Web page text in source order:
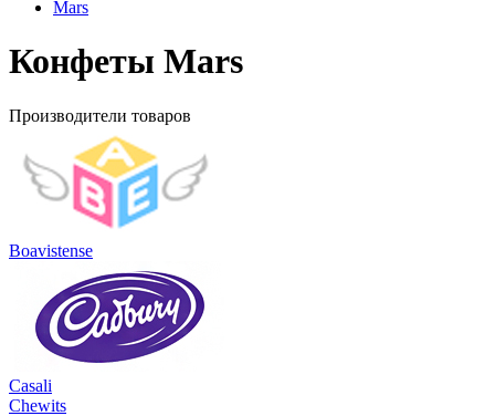
Mars
Конфеты Mars
Производители товаров
Boavistense
Casali
Chewits